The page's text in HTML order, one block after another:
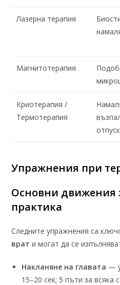
Лазерна терапия
Магнитотерапия
Криотерапия /
Термотерапия
Упражнения при
Основни движения
практика
Следните упражнения са
врат и могат да се
Накланяне на главата —
15–20 сек; 5 пъти за всяка